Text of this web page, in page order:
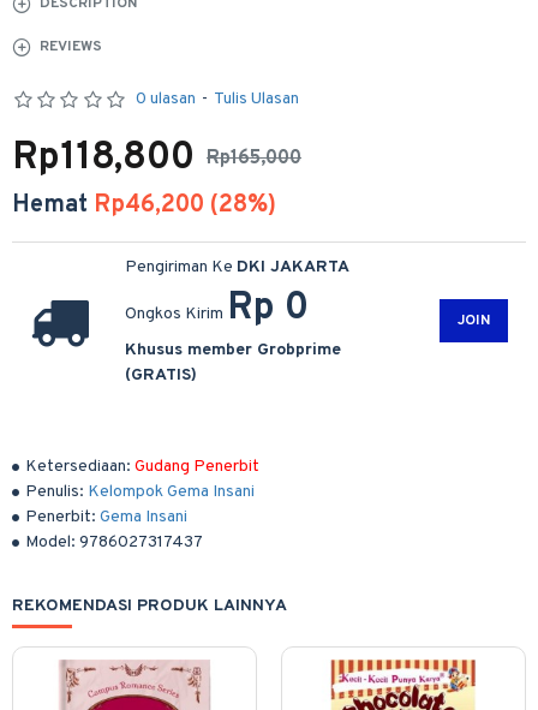
REVIEWS
Ketersediaan: Gudang Penerbit
Penulis: Kelompok Gema Insani
Penerbit: Gema Insani
Model: 9786027317437
0 ulasan - Tulis Ulasan
Rp165,000
Rp118,800
Hemat Rp46,200 (28%)
Pengiriman Ke DKI JAKARTA
Ongkos Kirim Rp 0
Khusus member Grobprime
(GRATIS)
JOIN
REKOMENDASI PRODUK LAINNYA